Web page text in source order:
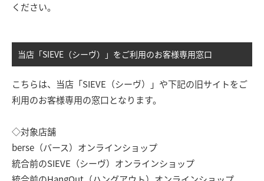
ください。
当店「SIEVE（シーヴ）」をご利用のお客様専用窓口
こちらは、当店「SIEVE（シーヴ）」や下記の旧サイトをご
利用のお客様専用の窓口となります。
◇対象店舗
berse（バース）オンラインショップ
統合前のSIEVE（シーヴ）オンラインショップ